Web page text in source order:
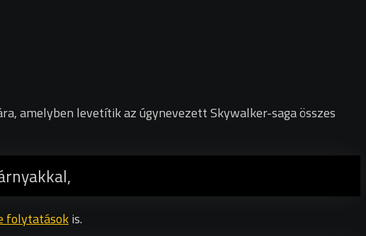
amelyben levetítik az úgynevezett Skywalker-saga összes
folytatásokis.